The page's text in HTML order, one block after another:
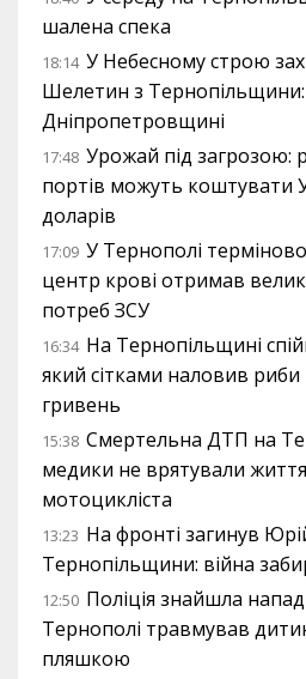
шалена спека
18:14 У Небесному строю
Шелетин з Тернопільщини:
Дніпропетровщині
17:48 Урожай під загрозою:
портів можуть коштувати
доларів
17:09 У Тернополі
центр крові отримав
потреб ЗСУ
16:34 На Тернопільщині
який сітками наловив
гривень
15:38 Смертельна ДТП на
медики не врятували
мотоцикліста
13:23 На фронті загинув
Тернопільщини: війна
12:50 Поліція знайшла
Тернополі травмував
пляшкою